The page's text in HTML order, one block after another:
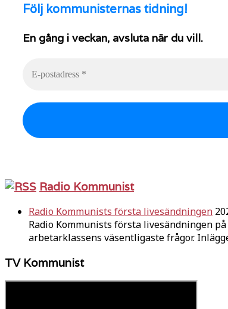
Följ kommunisternas tidning!
En gång i veckan, avsluta när du vill.
Radio Kommunist
Radio Kommunists första livesändningen
Radio Kommunists första livesändningen
arbetarklassens väsentligaste frågor.
TV Kommunist